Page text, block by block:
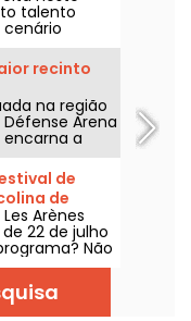
talento
dos
de 24 de
recinto
na região
Arena
a
da música
em
os fãs de
na
de
de
Arènes
22 de julho
Não
nas
idílico